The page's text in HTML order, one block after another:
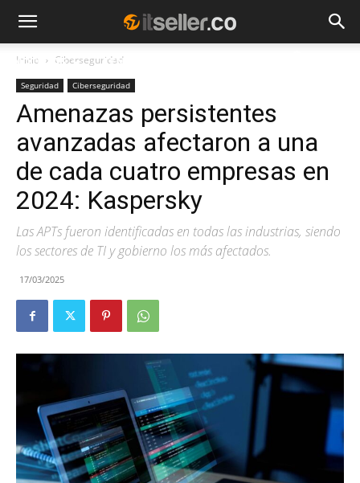
NOTICIAS TENDENCIAS
Inicio Ciberseguridad
Seguridad Ciberseguridad
Amenazas persistentes
avanzadas afectaron a una
de cada cuatro empresas en
2024: Kaspersky
Las APTs fueron identificadas en todas las industrias, siendo
los sectores de TI y gobierno los más afectados.
17/03/2025